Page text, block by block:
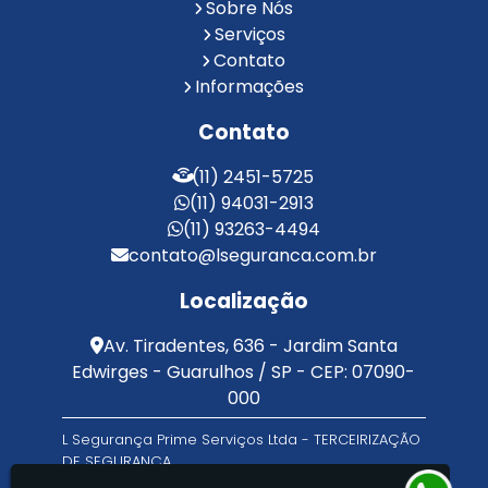
Reconhecimento Facial para Portaria
Reconhecimento Facial Portaria
Serviço de Limpeza Terceirizado
Serviço de Portaria e Limpeza
Serviços de Limpeza e Portaria
Terceirização de Facilities
Terceirização de Portaria
Zeladoria de Condomínios
Sobre Nós
Serviços
Contato
Informações
Contato
(11) 2451-5725
(11) 94031-2913
(11) 93263-4494
contato@lseguranca.com.br
Localização
Av. Tiradentes, 636 - Jardim Santa
Edwirges - Guarulhos / SP - CEP: 07090-
000
L Segurança Prime Serviços Ltda - TERCEIRIZAÇÃO
DE SEGURANÇA